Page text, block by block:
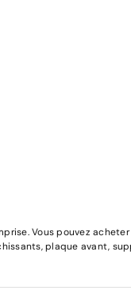
Vous pouvez
plaque avant,